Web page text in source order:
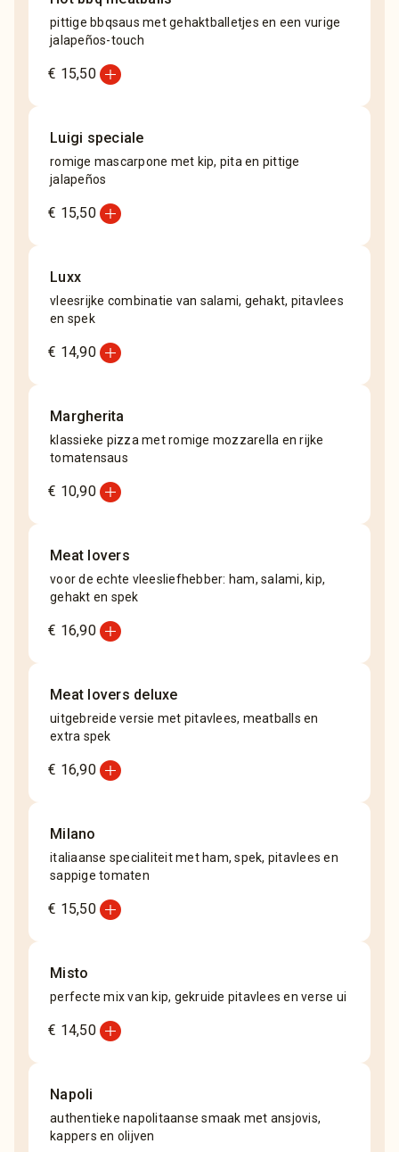
pittige bbqsaus met gehaktballetjes en een vurige
jalapeños-touch
€ 15,50add_circle
Luigi speciale
romige mascarpone met kip, pita en pittige
jalapeños
€ 15,50add_circle
Luxx
vleesrijke combinatie van salami, gehakt, pitavlees
en spek
€ 14,90add_circle
Margherita
klassieke pizza met romige mozzarella en rijke
tomatensaus
€ 10,90add_circle
Meat lovers
voor de echte vleesliefhebber: ham, salami, kip,
gehakt en spek
€ 16,90add_circle
Meat lovers deluxe
uitgebreide versie met pitavlees, meatballs en
extra spek
€ 16,90add_circle
Milano
italiaanse specialiteit met ham, spek, pitavlees en
sappige tomaten
€ 15,50add_circle
Misto
perfecte mix van kip, gekruide pitavlees en verse ui
€ 14,50add_circle
Napoli
authentieke napolitaanse smaak met ansjovis,
kappers en olijven